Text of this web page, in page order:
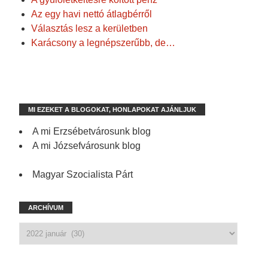
Az egy havi nettó átlagbérről
Választás lesz a kerületben
Karácsony a legnépszerűbb, de…
MI EZEKET A BLOGOKAT, HONLAPOKAT AJÁNLJUK
A mi Erzsébetvárosunk blog
A mi Józsefvárosunk blog
Magyar Szocialista Párt
ARCHÍVUM